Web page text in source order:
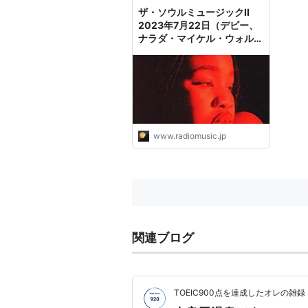
ザ・ソウルミュージックII
2023年7月22日（デビー、
ナラダ・マイケル・ウォルデ
ィ・ライト、ヤング・ラスカ
ルズ） - ラジオと音楽
www.radiomusic.jp
関連ブログ
TOEIC900点を達成したオレの雑録